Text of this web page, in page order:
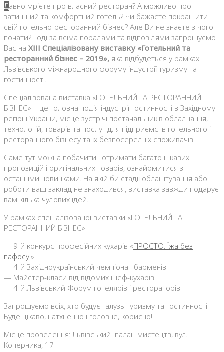
Давно мрієте про власний ресторан? А можливо про
затишний та комфортний готель? Чи бажаєте покращити
свій готельно-ресторанний бізнес? Але Ви не знаєте з чого
почати? Тоді за всіма порадами та відповідями запрошуємо
Вас на ХІІІ Спеціалізовану виставку «Готельний та
ресторанний бізнес – 2019», яка відбудеться у рамках
Львівського міжнародного форуму індустрії туризму та
гостинності.
Спеціалізована виставка «ГОТЕЛЬНИЙ ТА РЕСТОРАННИЙ
БІЗНЕС» – це головна подія індустрії гостинності в Західному
регіоні України, місце зустрічі постачальників обладнання,
технологій, товарів та послуг для підприємств готельного і
ресторанного бізнесу та їх безпосередніх споживачів.
Саме тут можна побачити і отримати багато цікавих
пропозицій і оригінальних товарів, ознайомитися з
останніми новинками. На якій би стадії облаштування або
роботи ваш заклад не знаходився, виставка завжди подарує
вам кілька чудових ідей.
У рамках спеціалізованої виставки «ГОТЕЛЬНИЙ ТА
РЕСТОРАННИЙ БІЗНЕС»:
— 9-й конкурс професійних кухарів «ПРОСТО. Їжа без
пафосу!»
— 4-й Західноукраїнський чемпіонат барменів
— Майстер-класи від відомих шеф-кухарів
— 4-й Львівський Форум готелярів і рестораторів
Запрошуємо всіх, хто будує галузь туризму та гостинності.
Буде цікаво, натхненно і головне, корисно!
Місце проведення: Львівський палац мистецтв, вул.
Коперника, 17